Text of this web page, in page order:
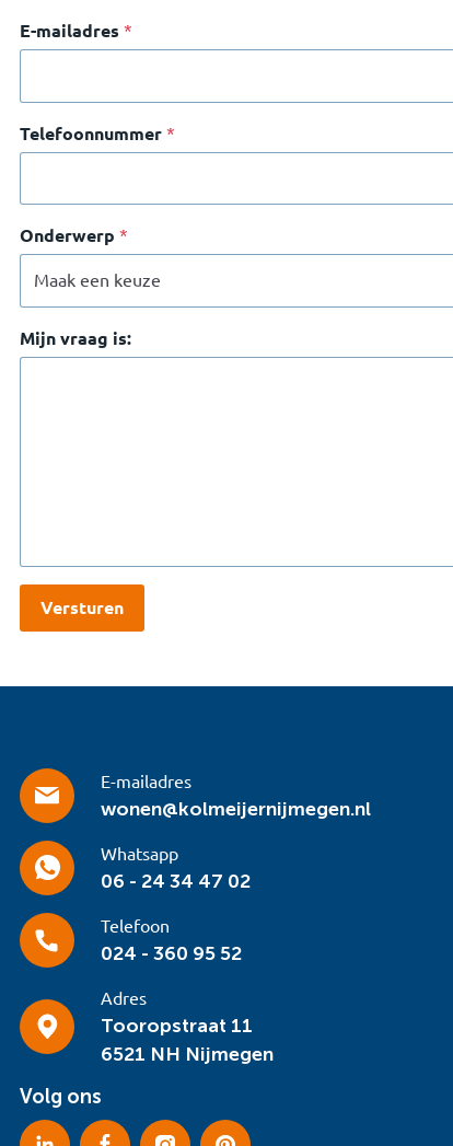
E-mailadres *
Telefoonnummer *
Onderwerp *
Mijn vraag is:
E-mailadres
wonen@kolmeijernijmegen.nl
Whatsapp
06 - 24 34 47 02
Telefoon
024 - 360 95 52
Adres
Tooropstraat 11
6521 NH Nijmegen
Volg ons